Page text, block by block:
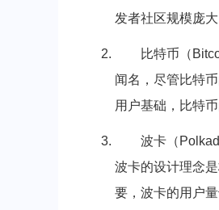
发者社区规模庞大
比特币（
闻名，尽管比特
用户基础，比特
波卡（
波卡的设计理念
要，波卡的用户